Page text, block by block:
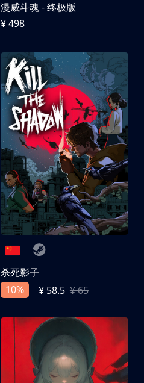
漫威斗魂 - 终极版
¥ 498
杀死影子
10%
¥ 58.5 ¥ 65